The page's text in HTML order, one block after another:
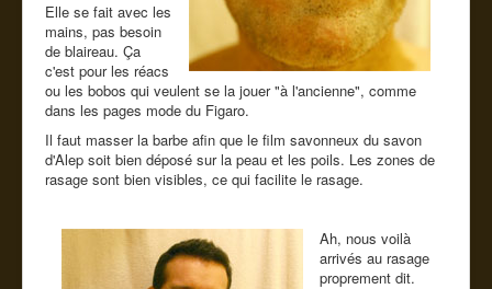
Elle se fait avec les
mains, pas besoin
de blaireau. Ça
c'est pour les réacs
ou les bobos qui veulent se la jouer "à l'ancienne", comme
dans les pages mode du Figaro.
Il faut masser la barbe afin que le film savonneux du savon
d'Alep soit bien déposé sur la peau et les poils. Les zones de
rasage sont bien visibles, ce qui facilite le rasage.
Ah, nous voilà
arrivés au rasage
proprement dit.